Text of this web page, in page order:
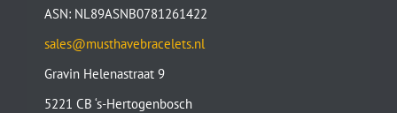
ASN: NL89ASNB0781261422
sales@musthavebracelets.nl
Gravin Helenastraat 9
5221 CB ‘s-Hertogenbosch